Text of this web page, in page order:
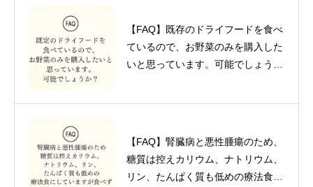
【FAQ】既存のドライフードを食べ
ているので、お野菜のみを購入した
いと思っています。可能でしょう
【FAQ】腎臓病と悪性腫瘍のため、
糖質は控えカリウム、ナトリウム、
リン、たんぱく質も低めの療法食に